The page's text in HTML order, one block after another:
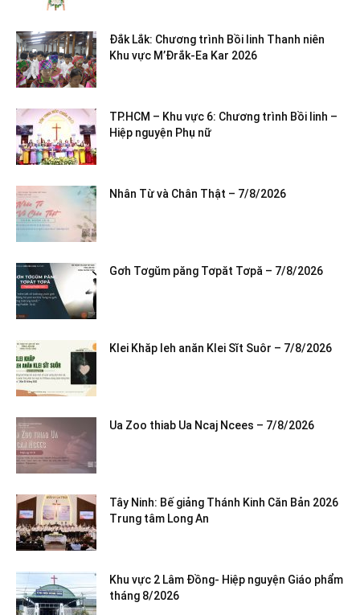
Đắk Lắk: Chương trình Bồi linh Thanh niên
Khu vực M’Đrắk-Ea Kar 2026
TP.HCM – Khu vực 6: Chương trình Bồi linh –
Hiệp nguyện Phụ nữ
Nhân Từ và Chân Thật – 7/8/2026
Gơh Tơgŭm păng Tơpăt Tơpă – 7/8/2026
Klei Khăp leh anăn Klei Sĭt Suôr – 7/8/2026
Ua Zoo thiab Ua Ncaj Ncees – 7/8/2026
Tây Ninh: Bế giảng Thánh Kinh Căn Bản 2026
Trung tâm Long An
Khu vực 2 Lâm Đồng- Hiệp nguyện Giáo phẩm
tháng 8/2026